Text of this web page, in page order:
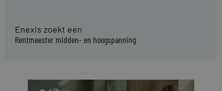
Enexis zoekt een
Rentmeester midden- en hoogspanning